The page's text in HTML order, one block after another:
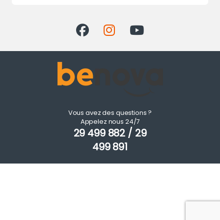
Vous avez des questions ?
Appelez nous 24/7
29 499 882 / 29
499 891